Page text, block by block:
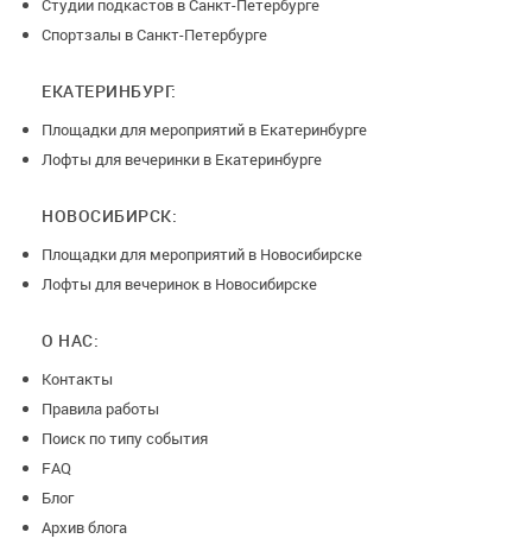
Студии подкастов в Санкт-Петербурге
Спортзалы в Санкт-Петербурге
ЕКАТЕРИНБУРГ:
Площадки для мероприятий в Екатеринбурге
Лофты для вечеринки в Екатеринбурге
НОВОСИБИРСК:
Площадки для мероприятий в Новосибирске
Лофты для вечеринок в Новосибирске
О НАС:
Контакты
Правила работы
Поиск по типу события
FAQ
Блог
Архив блога